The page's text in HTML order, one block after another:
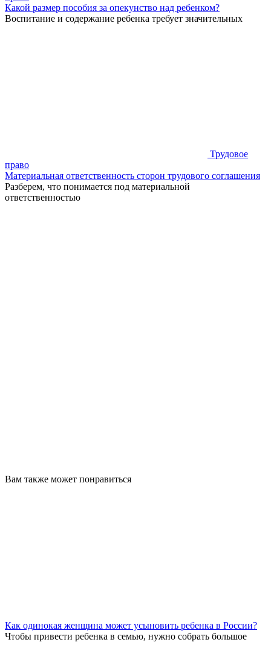
Какой размер пособия за опекунство над ребенком?
Воспитание и содержание ребенка требует значительных
Трудовое
право
Материальная ответственность сторон трудового соглашения
Разберем, что понимается под материальной
ответственностью
Вам также может понравиться
Как одинокая женщина может усыновить ребенка в России?
Чтобы привести ребенка в семью, нужно собрать большое